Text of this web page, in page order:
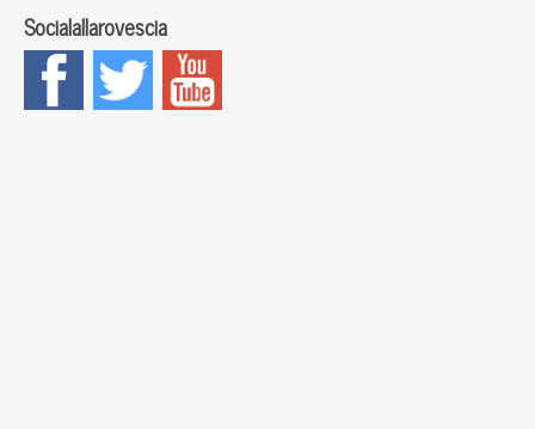
Socialallarovescia